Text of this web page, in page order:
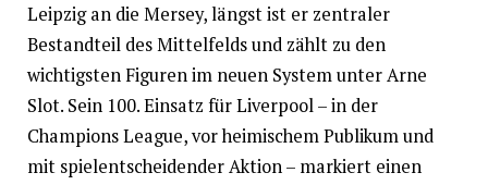
Leipzig an die Mersey, längst ist er zentraler
Bestandteil des Mittelfelds und zählt zu den
wichtigsten Figuren im neuen System unter Arne
Slot. Sein 100. Einsatz für Liverpool – in der
Champions League, vor heimischem Publikum und
mit spielentscheidender Aktion – markiert einen